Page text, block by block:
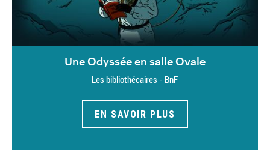
Une Odyssée en salle Ovale
Les bibliothécaires - BnF
EN SAVOIR PLUS